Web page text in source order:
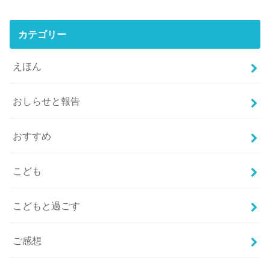
カテゴリー
えほん
おしらせと報告
おすすめ
こども
こどもと過ごす
ご感想